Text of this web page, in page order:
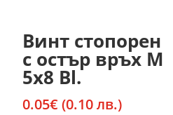
Винт стопорен
с остър връх М
5х8 Bl.
0.05€ (0.10 лв.)